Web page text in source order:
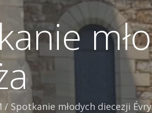
/ Spotkanie młodych diecezji